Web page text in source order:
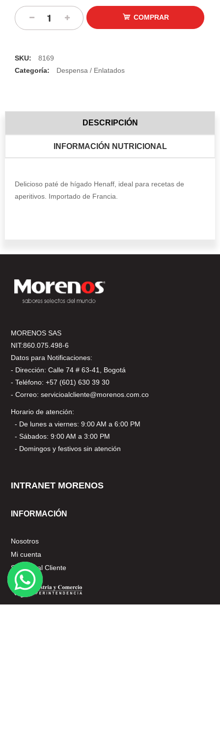
COMPRAR
SKU:
8169
Categoría:
Despensa / Enlatados
DESCRIPCIÓN
INFORMACIÓN NUTRICIONAL
Delicioso paté de hígado Henaff, ideal para recetas de
aperitivos. Importado de Francia.
MORENOS SAS
NIT:860.075.498-6
Datos para Notificaciones:
- Dirección: Calle 74 # 63-41, Bogotá
- Teléfono: +57 (601) 630 39 30
- Correo: servicioalcliente@morenos.com.co
Horario de atención:
- De lunes a viernes: 9:00 AM a 6:00 PM
- Sábados: 9:00 AM a 3:00 PM
- Domingos y festivos sin atención
INTRANET MORENOS
INFORMACIÓN
Nosotros
Mi cuenta
Servicio al Cliente